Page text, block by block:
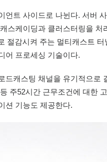
언트 사이드로 나뉜다. 서버
스케이딩과 클러스터링을
절감시켜 주는 멀티캐스트
어 프로세싱 기술이다.
드캐스팅 채널을 유기적으로
주52시간 근무조건에 대한
션 기능도 제공한다.